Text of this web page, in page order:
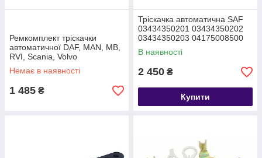
Ремкомплект тріскачки
автоматичної DAF, MAN, MB,
RVI, Scania, Volvo
Немає в наявності
1 485 ₴
Тріскачка автоматична SAF
03434350201 03434350202
03434350203 04175008500
В наявності
2 450 ₴
Купити